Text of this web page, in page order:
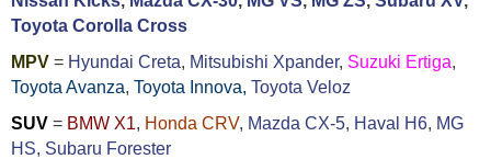
Toyota Corolla Cross
MPV = Hyundai Creta, Mitsubishi Xpander, Suzuki Ertiga,
Toyota Avanza, Toyota Innova, Toyota Veloz
SUV = BMW X1, Honda CRV, Mazda CX-5, Haval H6, MG
HS, Subaru Forester